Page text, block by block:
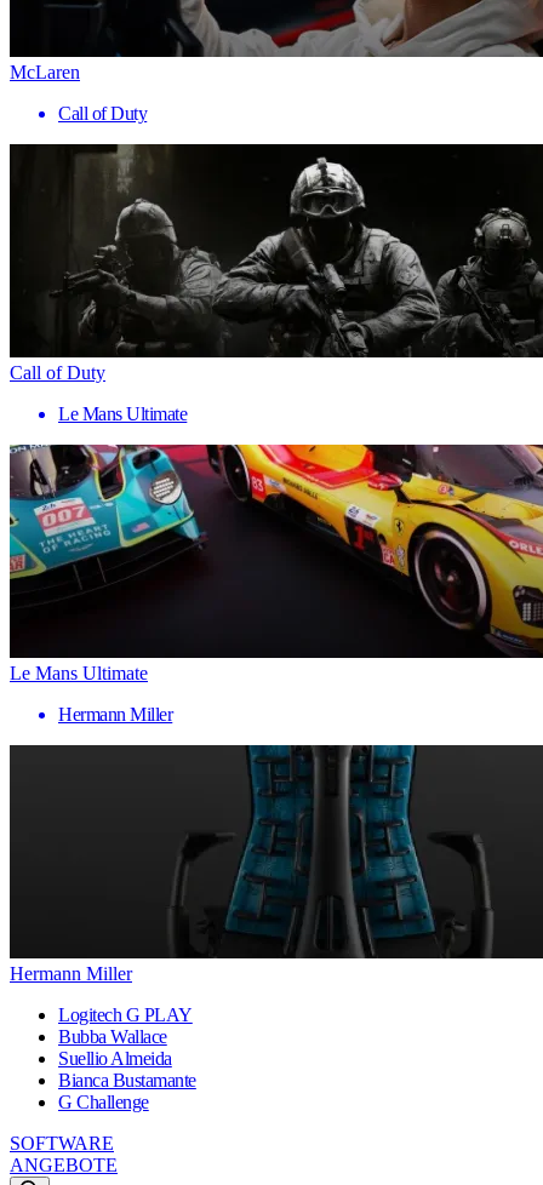
McLaren
Call of Duty
Call of Duty
Le Mans Ultimate
Le Mans Ultimate
Hermann Miller
Hermann Miller
Logitech G PLAY
Bubba Wallace
Suellio Almeida
Bianca Bustamante
G Challenge
SOFTWARE
ANGEBOTE